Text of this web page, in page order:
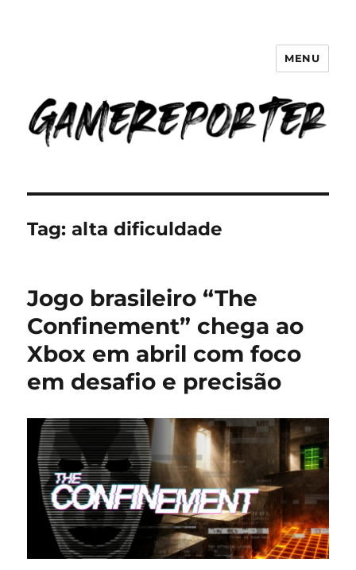
GameReporter | Cultura Gamer
MENU
Tag:alta dificuldade
Jogo brasileiro “The
Confinement” chega ao
Xbox em abril com foco
em desafio e precisão